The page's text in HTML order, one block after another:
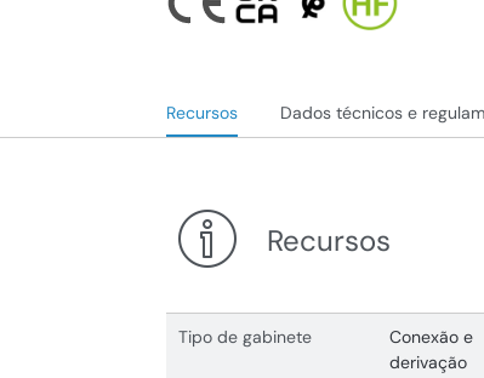
Recursos Dados técnicos e
Recursos
Tipo de gabinete
Conexão e
derivação